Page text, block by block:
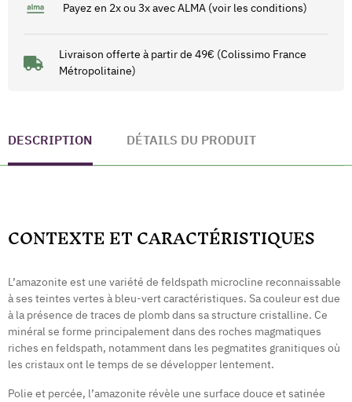
Payez en 2x ou 3x avec ALMA (voir les conditions)
Livraison offerte à partir de 49€ (Colissimo France
Métropolitaine)
DESCRIPTION DÉTAILS DU PRODUIT
CONTEXTE ET CARACTÉRISTIQUES
L’amazonite est une variété de feldspath microcline reconnaissable
à ses teintes vertes à bleu-vert caractéristiques. Sa couleur est due
à la présence de traces de plomb dans sa structure cristalline. Ce
minéral se forme principalement dans des roches magmatiques
riches en feldspath, notamment dans les pegmatites granitiques où
les cristaux ont le temps de se développer lentement.
Polie et percée, l’amazonite révèle une surface douce et satinée